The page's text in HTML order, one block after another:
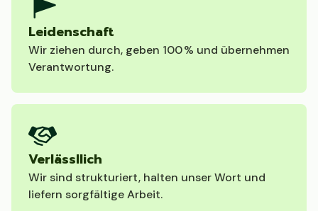
Leidenschaft
Wir ziehen durch, geben 100 % und übernehmen
Verantwortung.
Verlässllich
Wir sind strukturiert, halten unser Wort und
liefern sorgfältige Arbeit.